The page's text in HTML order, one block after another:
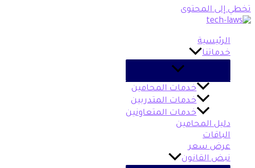
تخطي إلى المحتوى
الرئيسية
خدماتنا
خدمات المحامين
خدمات المتدربين
خدمات المتعاونين
دليل المحامين
الباقات
عرض سعر
نبض القانون